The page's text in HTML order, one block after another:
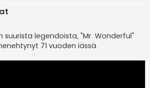
suurista legendoista, "Mr. Wonderful"
71 vuoden iässä.